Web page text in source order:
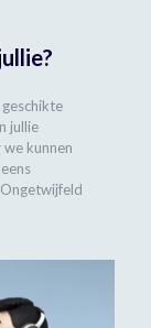
jullie
kunnen